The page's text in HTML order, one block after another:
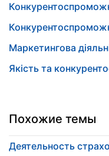
Маркетингова
Якість та
Похожие темы
Деятельность